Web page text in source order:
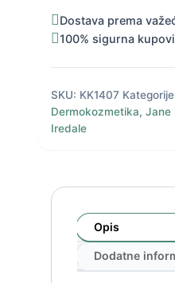
Dostava prema
100% sigurna
SKU: KK1407
Dermokozmetika, Jane
Iredale
Opis
Dodatne